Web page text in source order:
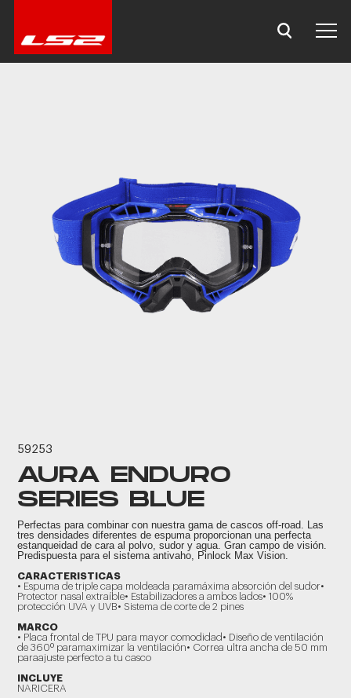
59253
AURA ENDURO
SERIES BLUE
Perfectas para combinar con nuestra gama de cascos off-road. Las
tres densidades diferentes de espuma proporcionan una perfecta
estanqueidad de cara al polvo, sudor y agua. Gran campo de visión.
Predispuesta para el sistema antivaho, Pinlock Max Vision.
CARACTERISTICAS
• Espuma de triple capa moldeada paramáxima absorción del sudor•
Protector nasal extraíble• Estabilizadores a ambos lados• 100%
protección UVA y UVB• Sistema de corte de 2 pines
MARCO
• Placa frontal de TPU para mayor comodidad• Diseño de ventilación
de 360º paramaximizar la ventilación• Correa ultra ancha de 50 mm
paraajuste perfecto a tu casco
INCLUYE
NARICERA